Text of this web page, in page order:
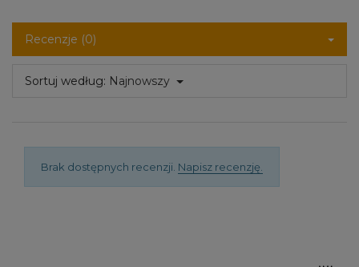
Recenzje (0)
Sortuj według: Najnowszy
Brak dostępnych recenzji. Napisz recenzję.